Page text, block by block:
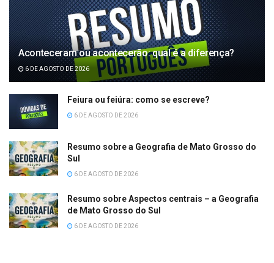
Aconteceram ou acontecerão: qual é a diferença?
6 DE AGOSTO DE 2026
Feiura ou feiúra: como se escreve?
6 DE AGOSTO DE 2026
Resumo sobre a Geografia de Mato Grosso do
Sul
6 DE AGOSTO DE 2026
Resumo sobre Aspectos centrais – a Geografia
de Mato Grosso do Sul
6 DE AGOSTO DE 2026